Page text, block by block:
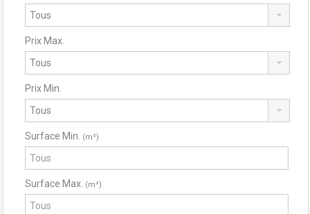
Prix Max.
Prix Min.
Surface Min. (m²)
Surface Max. (m²)